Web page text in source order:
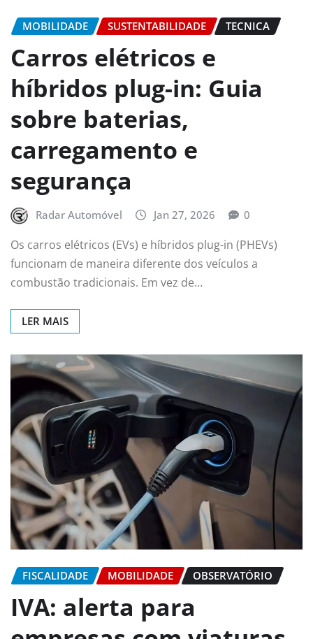
MOBILIDADE SUSTENTABILIDADE TECNICA
Carros elétricos e
híbridos plug-in: Guia
sobre baterias,
carregamento e
segurança
Radar Automóvel Jan 27, 2026 0
Os carros elétricos (EVs) e híbridos plug-in (PHEVs)
funcionam de maneira diferente dos veículos a
combustão tradicionais. Em vez de…
LER MAIS
FISCALIDADE MOBILIDADE OBSERVATÓRIO
IVA: alerta para